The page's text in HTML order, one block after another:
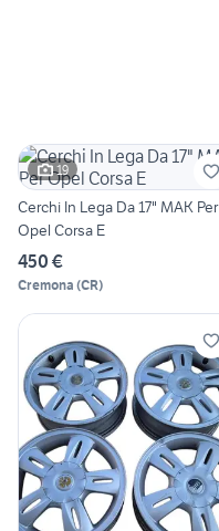
19
Cerchi In Lega Da 17" MAK Per
Opel Corsa E
450 €
Cremona (CR)